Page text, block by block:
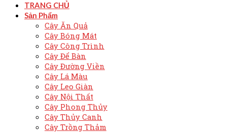
TRANG CHỦ
Sản Phẩm
Cây Ăn Quả
Cây Bóng Mát
Cây Công Trình
Cây Để Bàn
Cây Đường Viền
Cây Lá Màu
Cây Leo Giàn
Cây Nội Thất
Cây Phong Thủy
Cây Thủy Canh
Cây Trồng Thảm